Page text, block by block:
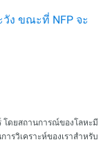
ง ขณะที่ NFP จะ
โดยสถานการณ์ของโลหะมี
รวิเคราะห์ของเราสำหรับ